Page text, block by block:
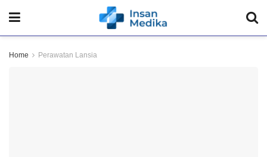
Home Perawatan Lansia